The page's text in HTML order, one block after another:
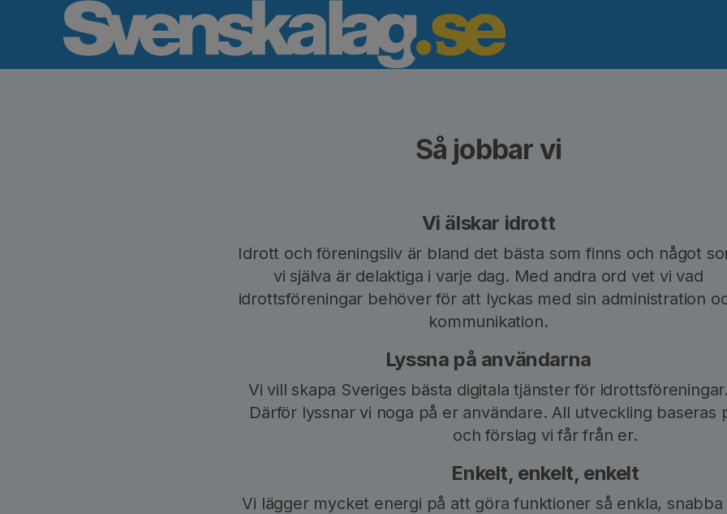
Så jobbar vi
Vi älskar idrott
Idrott och föreningsliv är bland det bästa som finns och något
vi själva är delaktiga i varje dag. Med andra ord vet vi vad
idrottsföreningar behöver för att lyckas med sin administration
kommunikation.
Lyssna på användarna
Vi vill skapa Sveriges bästa digitala tjänster för idrottsföreningar.
Därför lyssnar vi noga på er användare. All utveckling baseras
och förslag vi får från er.
Enkelt, enkelt, enkelt
Vi lägger mycket energi på att göra funktioner så enkla, snabba